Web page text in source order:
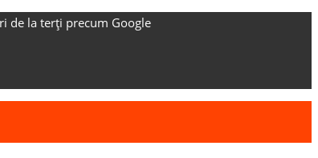
de la terți precum Google